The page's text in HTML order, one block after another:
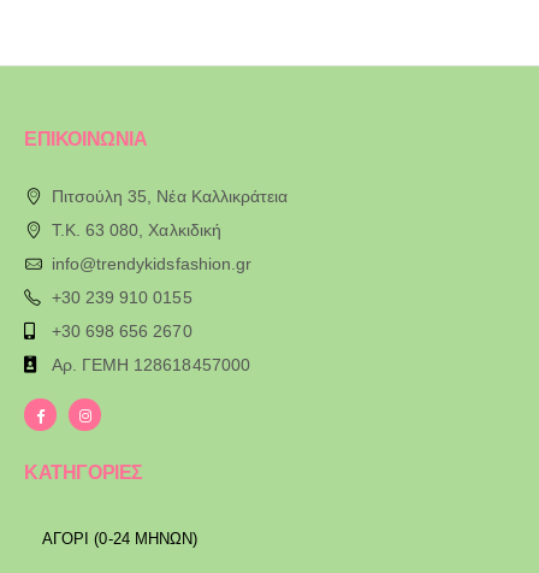
ΕΠΙΚΟΙΝΩΝΙΑ
Πιτσούλη 35, Νέα Καλλικράτεια
T.K. 63 080, Χαλκιδική
info@trendykidsfashion.gr
+30 239 910 0155
+30 698 656 2670
Αρ. ΓΕΜΗ 128618457000
ΚΑΤΗΓΟΡΙΕΣ
ΑΓΟΡΙ (0-24 ΜΗΝΩΝ)